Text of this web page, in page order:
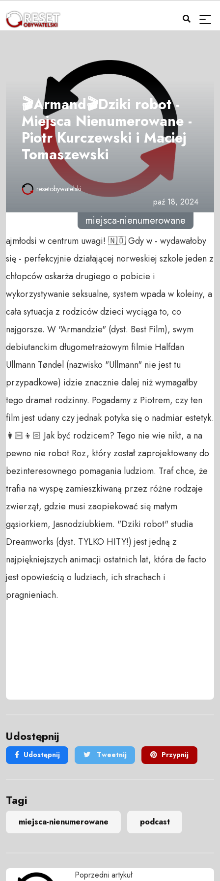
🎬Armand🎬Dziki robot -
Miejsca Nienumerowane -
Piotr Kurczewski i Maciej
Tomaszewski
resetobywatelski
paź 18, 2024
miejsca-nienumerowane
ajmłodsi w centrum uwagi! 🇳🇴 Gdy w - wydawałoby
się - perfekcyjnie działającej norweskiej szkole jeden z
chłopców oskarża drugiego o pobicie i
wykorzystywanie seksualne, system wpada w koleiny, a
cała sytuacja z rodziców dzieci wyciąga to, co
najgorsze. W "Armandzie" (dyst. Best Film), swym
debiutanckim długometrażowym filmie Halfdan
Ullmann Tøndel (nazwisko "Ullmann" nie jest tu
przypadkowe) idzie znacznie dalej niż wymagałby
tego dramat rodzinny. Pogadamy z Piotrem, czy ten
film jest udany czy jednak potyka się o nadmiar estetyk.
👩🏻‍👦🏻 Jak być rodzicem? Tego nie wie nikt, a na
pewno nie robot Roz, który został zaprojektowany do
bezinteresownego pomagania ludziom. Traf chce, że
trafia na wyspę zamieszkiwaną przez różne rodzaje
zwierząt, gdzie musi zaopiekować się małym
gąsiorkiem, Jasnodziubkiem. "Dziki robot" studia
Dreamworks (dyst. TYLKO HITY!) jest jedną z
najpiękniejszych animacji ostatnich lat, która de facto
jest opowieścią o ludziach, ich strachach i
pragnieniach.
Udostępnij
Udostępnij Tweetnij Przypnij
Tagi
miejsca-nienumerowane podcast
Poprzedni artykuł